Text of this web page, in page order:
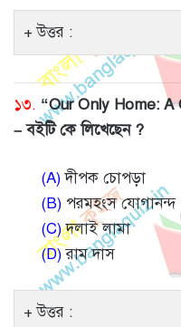
উত্তর :
১৩. “Our Only Home:
– বইটি কে লিখেছেন ?
(A)দীপক চোপড়া
(B) পরমহংস যোগানন্দ
(C)দলাই লামা
(D)রাম দাস
উত্তর :